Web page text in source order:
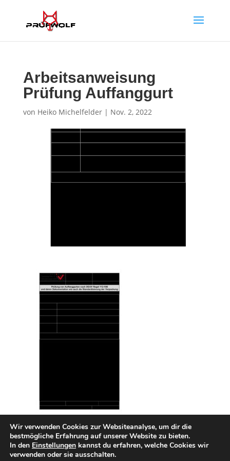
Arbeitsanweisung
Prüfung Auffanggurt
von Heiko Michelfelder| Nov. 2, 2022
INTERN Impressum Datenschutzerklärung
Wir verwenden Cookies zur Websiteanalyse, um dir die
bestmögliche Erfahrung auf unserer Website zu bieten.
In den Einstellungen kannst du erfahren, welche Cookies wir
verwenden oder sie ausschalten.